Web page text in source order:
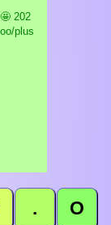
202
plus
. O